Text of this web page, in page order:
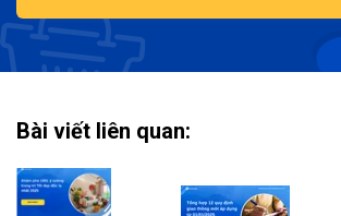
Bài viết liên quan: